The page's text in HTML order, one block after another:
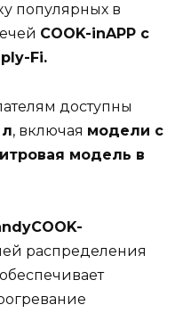
популярных в
COOK-inAPP с
Fi.
доступны
, включая модели с
модель в
распределения